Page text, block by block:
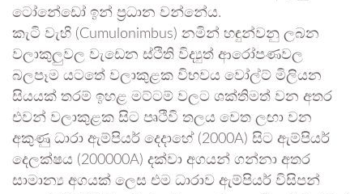
ටෝනේඩෝ ඉන් ප්‍රධාන වන්නේය.
කැටි වැහි (Cumulonimbus) නමින් හඳුන්වනු ලබන
වලාකුලුවල වැඩෙන ස්ථිති විද්‍යුත් ආරෝපණවල
බලපෑම යටතේ වලාකුළක විභවය වෝල්ට් මිලියන
සියයක් තරම් ඉහළ මට්ටම් වලට ශක්තිමත් වන අතර
එවන් වලාකුළක සිට පෘථිවි තලය වෙත ලඟා වන
අකුණු ධාරා ඇම්පියර් දෙදාහේ (2000A) සිට ඇම්පියර්
දෙලක්ෂය (200000A) දක්වා අගයන් ගන්නා අතර
සාමාන්‍ය අගයක් ලෙස එම ධාරාව ඇම්පියර් විසිපන්